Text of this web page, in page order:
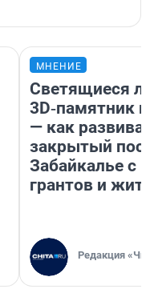
МНЕНИЕ
Светящиеся
3D‑памятник и
— как
закрытый
Забайкалье с
грантов и
Редакция